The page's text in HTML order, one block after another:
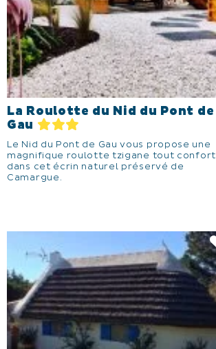
La Roulotte du Nid du Pont de
Gau
Le Nid du Pont de Gau vous propose une
magnifique roulotte tzigane tout confort
dans cet écrin naturel préservé de
Camargue.